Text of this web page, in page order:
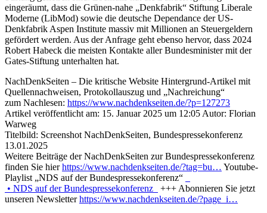
eingeräumt, dass die Grünen-nahe „Denkfabrik“ Stiftung Liberale
Moderne (LibMod) sowie die deutsche Dependance der US-
Denkfabrik Aspen Institute massiv mit Millionen an Steuergeldern
gefördert werden. Aus der Anfrage geht ebenso hervor, dass 2024
Robert Habeck die meisten Kontakte aller Bundesminister mit der
Gates-Stiftung unterhalten hat.
NachDenkSeiten – Die kritische Website Hintergrund-Artikel mit
Quellennachweisen, Protokollauszug und „Nachreichung“
zum Nachlesen: https://www.nachdenkseiten.de/?p=127273
Artikel veröffentlicht am: 15. Januar 2025 um 12:05 Autor: Florian
Warweg
Titelbild: Screenshot NachDenkSeiten, Bundespressekonferenz
13.01.2025
Weitere Beiträge der NachDenkSeiten zur Bundespressekonferenz
finden Sie hierhttps://www.nachdenkseiten.de/?tag=bu… Youtube-
Playlist „NDS auf der Bundespressekonferenz“
• NDS auf der Bundespressekonferenz
+++ Abonnieren Sie jetzt
unseren Newsletterhttps://www.nachdenkseiten.de/?page_i…